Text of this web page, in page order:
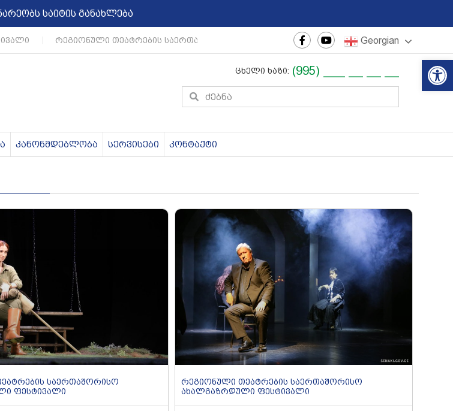
საიტის განახლება
რეგიონული თეატრების საერთაშორისო ახალგაზრდული ფესტივალი | რეგიონული
Georgian
ცხელი ხაზი: (995) ___ __ __ __
კანონმდებლობა სერვისები კონტაქტი
საერთაშორისო
ფესტივალი
რეგიონული თეატრების საერთაშორისო
ახალგაზრდული ფესტივალი